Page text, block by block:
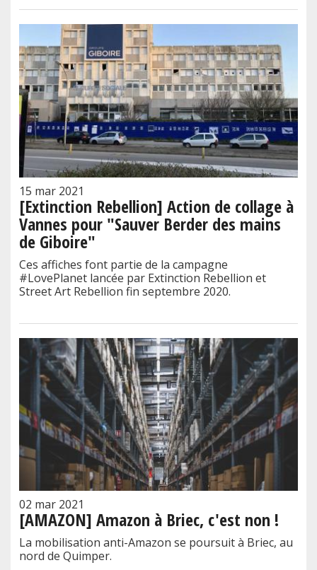
15 mar 2021
[Extinction Rebellion] Action de collage à
Vannes pour "Sauver Berder des mains
de Giboire"
Ces affiches font partie de la campagne
#LovePlanet lancée par Extinction Rebellion et
Street Art Rebellion fin septembre 2020.
02 mar 2021
[AMAZON] Amazon à Briec, c'est non !
La mobilisation anti-Amazon se poursuit à Briec, au
nord de Quimper.